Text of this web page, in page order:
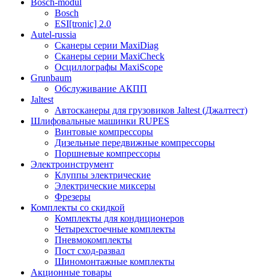
Bosch-modul
Bosch
ESI[tronic] 2.0
Autel-russia
Сканеры серии MaxiDiag
Сканеры серии MaxiCheck
Осциллографы MaxiScope
Grunbaum
Обслуживание АКПП
Jaltest
Автосканеры для грузовиков Jaltest (Джалтест)
Шлифовальные машинки RUPES
Винтовые компрессоры
Дизельные передвижные компрессоры
Поршневые компрессоры
Электроинструмент
Клуппы электрические
Электрические миксеры
Фрезеры
Комплекты со скидкой
Комплекты для кондиционеров
Четырехстоечные комплекты
Пневмокомплекты
Пост сход-развал
Шиномонтажные комплекты
Акционные товары